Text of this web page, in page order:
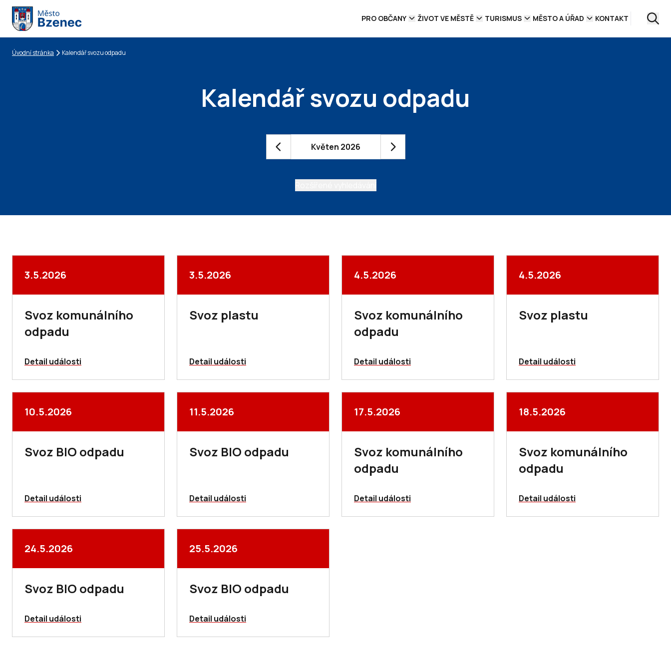
PRO OBČANY ŽIVOT VE MĚSTĚ TURISMUS MĚSTO A ÚŘAD KONTAKT
Drobečková navigace
Úvodní stránka Kalendář svozu odpadu
Kalendář svozu odpadu
Květen 2026
3.5.2026
Svoz komunálního
odpadu
Detail události
3.5.2026
Svoz plastu
Detail události
4.5.2026
Svoz komunálního
odpadu
Detail události
4.5.2026
Svoz plastu
Detail události
10.5.2026
Svoz BIO odpadu
Detail události
11.5.2026
Svoz BIO odpadu
Detail události
17.5.2026
Svoz komunálního
odpadu
Detail události
18.5.2026
Svoz komunálního
odpadu
Detail události
24.5.2026
Svoz BIO odpadu
Detail události
25.5.2026
Svoz BIO odpadu
Detail události